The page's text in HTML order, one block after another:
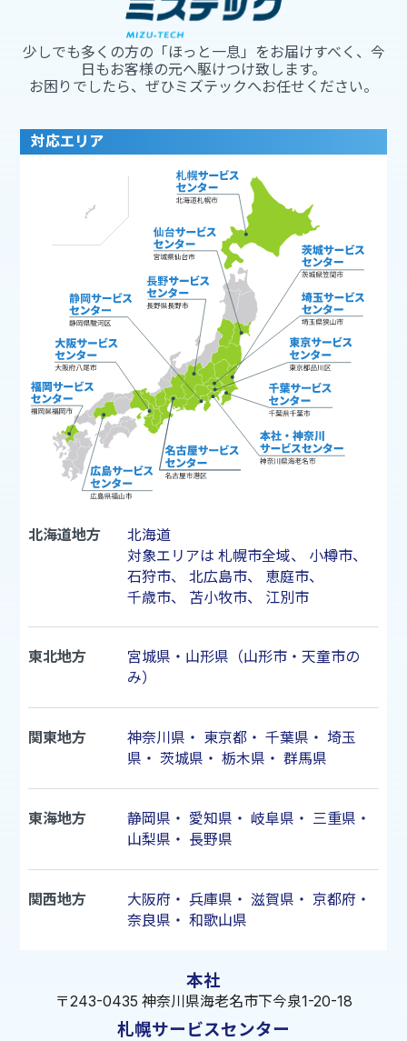
少しでも多くの方の「ほっと一息」をお届けすべく、今
日もお客様の元へ駆けつけ致します。
お困りでしたら、ぜひミズテックへお任せください。
対応エリア
北海道地方
北海道
対象エリアは 札幌市全域、 小樽市、
石狩市、 北広島市、 恵庭市、
千歳市、 苫小牧市、 江別市
東北地方
宮城県・山形県（山形市・天童市の
み）
関東地方 神奈川県 ・ 東京都・ 千葉県 ・ 埼玉
県 ・ 茨城県 ・ 栃木県 ・ 群馬県
東海地方 静岡県 ・ 愛知県 ・ 岐阜県 ・ 三重県 ・
山梨県 ・ 長野県
関西地方 大阪府 ・ 兵庫県 ・ 滋賀県 ・ 京都府 ・
奈良県 ・ 和歌山県
本社
〒243-0435 神奈川県海老名市下今泉1-20-18
札幌サービスセンター